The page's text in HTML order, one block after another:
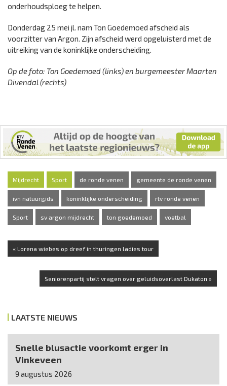
onderhoudsploeg te helpen.
Donderdag 25 mei jl. nam Ton Goedemoed afscheid als
voorzitter van Argon. Zijn afscheid werd opgeluisterd met de
uitreiking van de koninklijke onderscheiding.
Op de foto: Ton Goedemoed (links) en burgemeester Maarten
Divendal (rechts)
Mijdrecht Sport de ronde venen gemeente de ronde venen
ivn natuurgids koninklijke onderscheiding rtv ronde venen
Sport sv argon mijdrecht ton goedemoed voetbal
« Lorena wiebes op dreef in thuringen ladies tour
Seniorenpartij stelt vragen over geluidsoverlast Dukaton »
LAATSTE NIEUWS
Snelle blusactie voorkomt erger in
Vinkeveen
9 augustus 2026